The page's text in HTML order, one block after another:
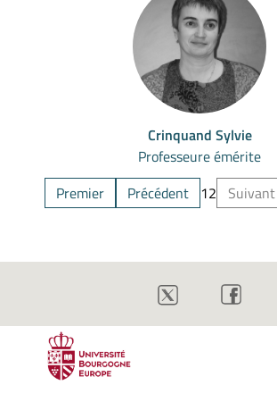
Crinquand Sylvie
Professeure émérite
Premier
Précédent 12 Suivant